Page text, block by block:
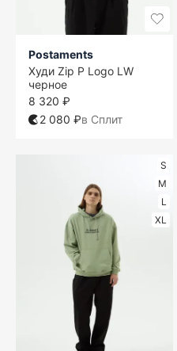
Postaments
Худи Zip P Logo LW
черное
8 320 ₽
2 080 ₽в Сплит
S
M
L
XL